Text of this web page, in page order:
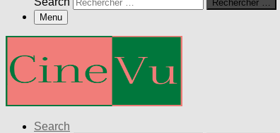
Rechercher …
Menu
Search